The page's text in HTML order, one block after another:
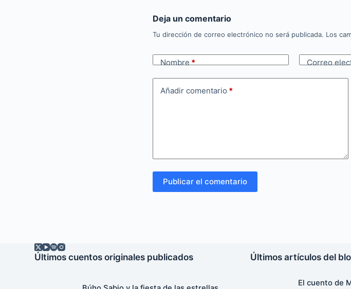
Deja un comentario
Tu dirección de correo electrónico no será publicada. Los
Nombre* Correo
Añadir comentario *
Publicar el comentario
Últimos cuentos originales publicados Últimos artículos del
El cuento de